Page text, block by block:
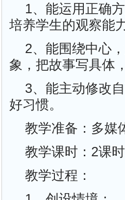
1、能运用正确
培养学生的观察能力
2、能围绕中心
象，把故事写具体
3、能主动修改
好习惯。
教学准备：多媒
教学课时：2课时
教学过程：